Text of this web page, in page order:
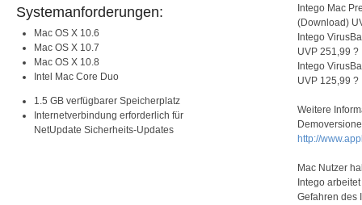
Systemanforderungen:
Mac OS X 10.6
Mac OS X 10.7
Mac OS X 10.8
Intel Mac Core Duo
1.5 GB verfügbarer Speicherplatz
Internetverbindung erforderlich für
NetUpdate Sicherheits-Updates
Intego Mac
(Download)
Intego
UVP 251,99 ?
Intego
UVP 125,99 ?
Weitere
http://
Mac Nutzer
Intego
Gefahren des